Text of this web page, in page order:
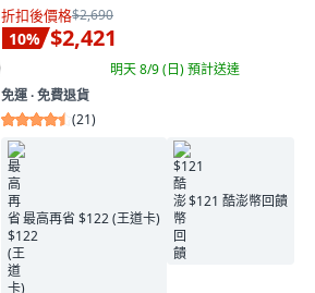
折扣後價格$2,690
10% $2,421
明天 8/9 (日)預計送達
免運 ∙ 免費退貨
(21)
最高再省 $122 (王道卡)
$121 酷澎幣回饋